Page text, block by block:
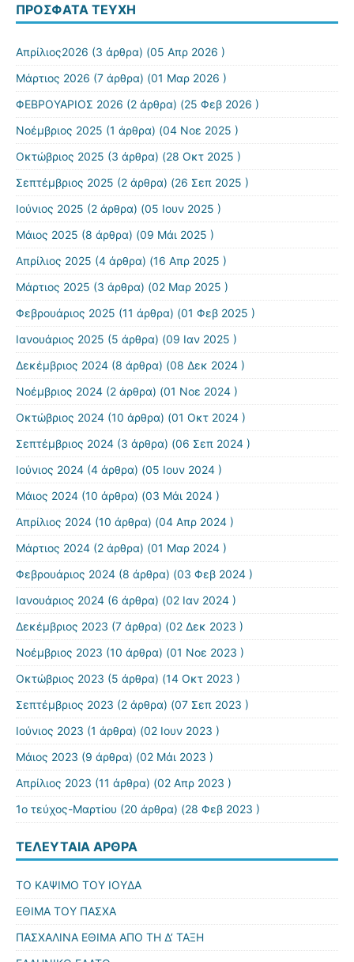
ΠΡΌΣΦΑΤΑ ΤΕΎΧΗ
Απρίλιος2026 (3 άρθρα) (05 Απρ 2026 )
Μάρτιος 2026 (7 άρθρα) (01 Μαρ 2026 )
ΦΕΒΡΟΥΑΡΙΟΣ 2026 (2 άρθρα) (25 Φεβ 2026 )
Νοέμβριος 2025 (1 άρθρα) (04 Νοε 2025 )
Οκτώβριος 2025 (3 άρθρα) (28 Οκτ 2025 )
Σεπτέμβριος 2025 (2 άρθρα) (26 Σεπ 2025 )
Ιούνιος 2025 (2 άρθρα) (05 Ιουν 2025 )
Μάιος 2025 (8 άρθρα) (09 Μάι 2025 )
Απρίλιος 2025 (4 άρθρα) (16 Απρ 2025 )
Μάρτιος 2025 (3 άρθρα) (02 Μαρ 2025 )
Φεβρουάριος 2025 (11 άρθρα) (01 Φεβ 2025 )
Ιανουάριος 2025 (5 άρθρα) (09 Ιαν 2025 )
Δεκέμβριος 2024 (8 άρθρα) (08 Δεκ 2024 )
Νοέμβριος 2024 (2 άρθρα) (01 Νοε 2024 )
Οκτώβριος 2024 (10 άρθρα) (01 Οκτ 2024 )
Σεπτέμβριος 2024 (3 άρθρα) (06 Σεπ 2024 )
Ιούνιος 2024 (4 άρθρα) (05 Ιουν 2024 )
Μάιος 2024 (10 άρθρα) (03 Μάι 2024 )
Απρίλιος 2024 (10 άρθρα) (04 Απρ 2024 )
Μάρτιος 2024 (2 άρθρα) (01 Μαρ 2024 )
Φεβρουάριος 2024 (8 άρθρα) (03 Φεβ 2024 )
Ιανουάριος 2024 (6 άρθρα) (02 Ιαν 2024 )
Δεκέμβριος 2023 (7 άρθρα) (02 Δεκ 2023 )
Νοέμβριος 2023 (10 άρθρα) (01 Νοε 2023 )
Οκτώβριος 2023 (5 άρθρα) (14 Οκτ 2023 )
Σεπτέμβριος 2023 (2 άρθρα) (07 Σεπ 2023 )
Ιούνιος 2023 (1 άρθρα) (02 Ιουν 2023 )
Μάιος 2023 (9 άρθρα) (02 Μάι 2023 )
Απρίλιος 2023 (11 άρθρα) (02 Απρ 2023 )
1ο τεύχος-Μαρτίου (20 άρθρα) (28 Φεβ 2023 )
ΤΕΛΕΥΤΑΊΑ ΆΡΘΡΑ
ΤΟ ΚΑΨΙΜΟ ΤΟΥ ΙΟΥΔΑ
ΕΘΙΜΑ ΤΟΥ ΠΑΣΧΑ
ΠΑΣΧΑΛΙΝΑ ΕΘΙΜΑ ΑΠΟ ΤΗ Δ’ ΤΑΞΗ